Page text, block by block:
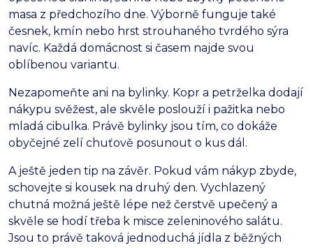
masa z předchozího dne. Výborně funguje také
česnek, kmín nebo hrst strouhaného tvrdého sýra
navíc. Každá domácnost si časem najde svou
oblíbenou variantu.
Nezapomeňte ani na bylinky. Kopr a petrželka dodají
nákypu svěžest, ale skvěle poslouží i pažitka nebo
mladá cibulka. Právě bylinky jsou tím, co dokáže
obyčejné zelí chuťově posunout o kus dál.
A ještě jeden tip na závěr. Pokud vám nákyp zbyde,
schovejte si kousek na druhý den. Vychlazený
chutná možná ještě lépe než čerstvě upečený a
skvěle se hodí třeba k misce zeleninového salátu.
Jsou to právě taková jednoduchá jídla z běžných